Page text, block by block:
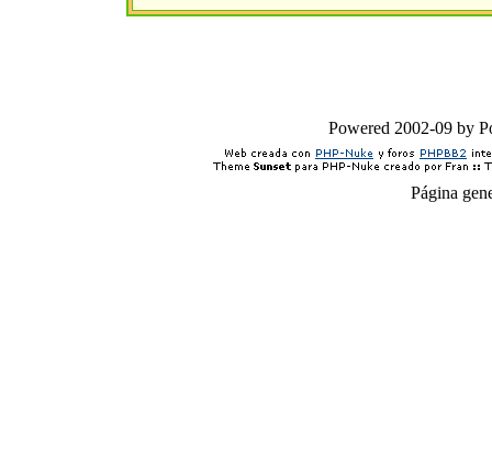
Powered 2002-09 by
Página